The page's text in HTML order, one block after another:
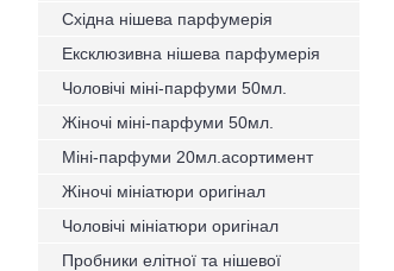
Східна нішева парфумерія
Ексклюзивна нішева парфумерія
Чоловічі міні-парфуми 50мл.
Жіночі міні-парфуми 50мл.
Міні-парфуми 20мл.асортимент
Жіночі мініатюри оригінал
Чоловічі мініатюри оригінал
Пробники елітної та нішевої